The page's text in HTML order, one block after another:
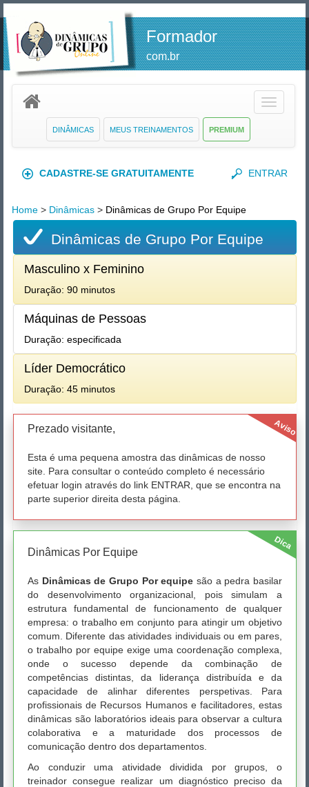
Formador
com.br
Toggle
PREMIUM
MEUS TREINAMENTOS
DINÂMICAS
CADASTRE-SE GRATUITAMENTE ENTRAR
Home > Dinâmicas > Dinâmicas de Grupo Por Equipe
Dinâmicas de Grupo Por Equipe
Masculino x Feminino
Duração: 90 minutos
Máquinas de Pessoas
Duração: especificada
Líder Democrático
Duração: 45 minutos
Aviso
Prezado visitante,
Esta é uma pequena amostra das dinâmicas de nosso
site. Para consultar o conteúdo completo é necessário
efetuar login através do link ENTRAR, que se encontra na
parte superior direita desta página.
Dica
Dinâmicas Por Equipe
As Dinâmicas de Grupo Por equipe são a pedra basilar
do desenvolvimento organizacional, pois simulam a
estrutura fundamental de funcionamento de qualquer
empresa: o trabalho em conjunto para atingir um objetivo
comum. Diferente das atividades individuais ou em pares,
o trabalho por equipe exige uma coordenação complexa,
onde o sucesso depende da combinação de
competências distintas, da liderança distribuída e da
capacidade de alinhar diferentes perspetivas. Para
profissionais de Recursos Humanos e facilitadores, estas
dinâmicas são laboratórios ideais para observar a cultura
colaborativa e a maturidade dos processos de
comunicação dentro dos departamentos.
Ao conduzir uma atividade dividida por grupos, o
treinador consegue realizar um diagnóstico preciso da